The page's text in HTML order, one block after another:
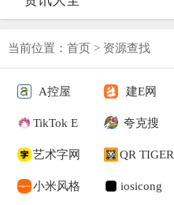
当前位置： 首页 > 资源查找
A控屋 建E网
TikTok E 夸克搜
艺术字网 QR TIGER
小米风格 iosicong